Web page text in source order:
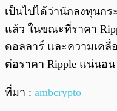
เป็นไปได้ว่านักลงทุนก
แล้ว ในขณะที่ราคา
ดอลลาร์ และความเค
ต่อราคา Ripple แน่นอน
ที่มา : ambcrypto